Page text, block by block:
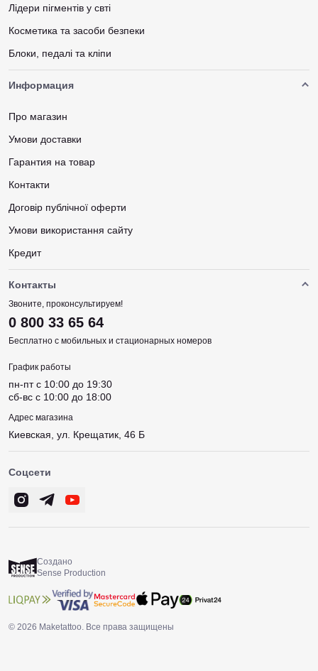
Лідери пігментів у свті
Косметика та засоби безпеки
Блоки, педалі та кліпи
Информация
Про магазин
Умови доставки
Гарантия на товар
Контакти
Договір публічної оферти
Умови використання сайту
Кредит
Контакты
Звоните, проконсультируем!
0 800 33 65 64
Бесплатно с мобильных и стационарных номеров
График работы
пн-пт c 10:00 до 19:30
сб-вс c 10:00 до 18:00
Адрес магазина
Киевская, ул. Крещатик, 46 Б
Соцсети
Создано
Sense Production
© 2026 Maketattoo. Все права защищены